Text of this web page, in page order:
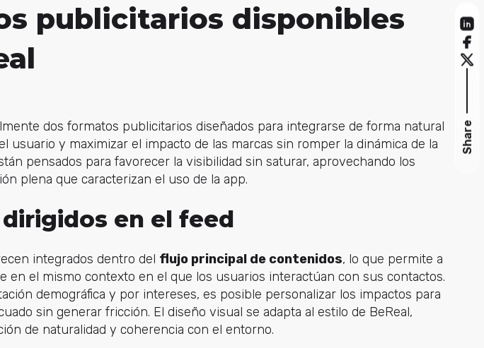
publicitarios disponibles
dos formatos publicitarios diseñados para integrarse de forma natural
usuario y maximizar el impacto de las marcas sin romper la dinámica de la
pensados para favorecer la visibilidad sin saturar, aprovechando los
plena que caracterizan el uso de la app.
en el feed
integrados dentro del flujo principal de contenidos, lo que permite a
en el mismo contexto en el que los usuarios interactúan con sus contactos.
demográfica y por intereses, es posible personalizar los impactos para
sin generar fricción. El diseño visual se adapta al estilo de BeReal,
de naturalidad y coherencia con el entorno.
Share